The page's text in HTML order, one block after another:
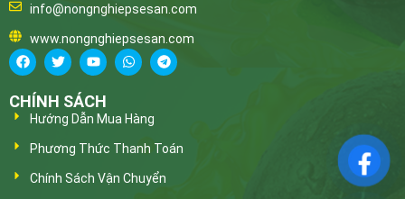
info@nongnghiepsesan.com
www.nongnghiepsesan.com
CHÍNH SÁCH
Hướng Dẫn Mua Hàng
Phương Thức Thanh Toán
Chính Sách Vận Chuyển